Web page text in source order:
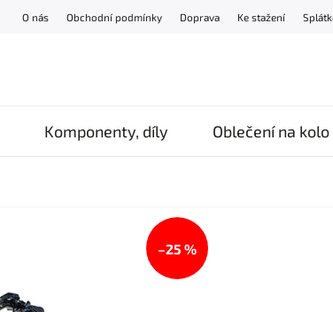
O nás Obchodní podmínky Doprava Ke stažení
Komponenty, díly Oblečení na kolo
–25 %